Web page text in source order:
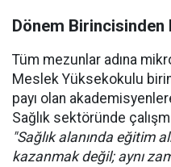
Dönem
Tüm mezunlar adına
Meslek Yüksekokulu
payı olan
Sağlık sektöründe
"Sağlık alanında eğitim
kazanmak değil; aynı